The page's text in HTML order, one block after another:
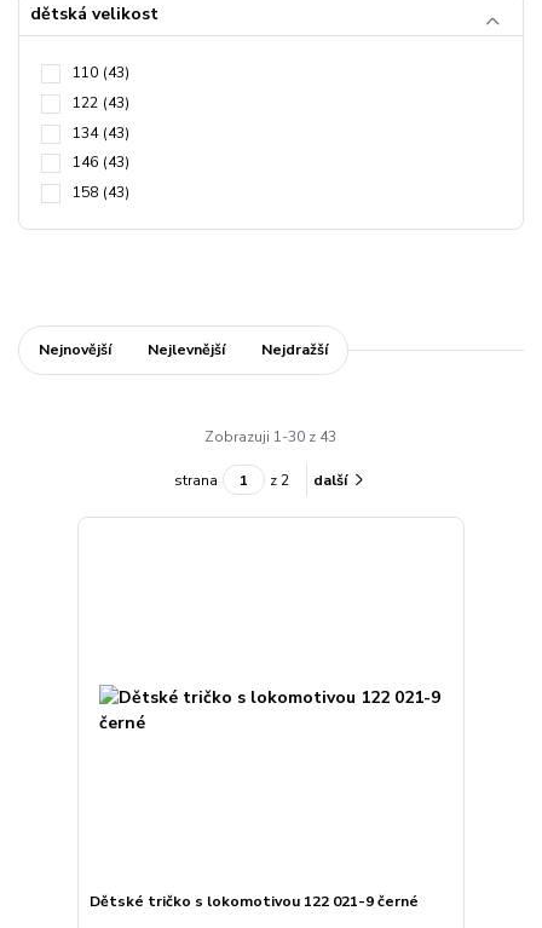
dětská velikost
110 (43)
122 (43)
134 (43)
146 (43)
158 (43)
Nejnovější Nejlevnější Nejdražší
Zobrazuji 1-30 z 43
strana z 2 další
Dětské tričko s lokomotivou 122 021-9 černé